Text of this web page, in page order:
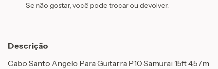
Se não gostar, você pode trocar ou devolver.
Descrição
Cabo Santo Angelo Para Guitarra P10 Samurai 15ft 4,57m